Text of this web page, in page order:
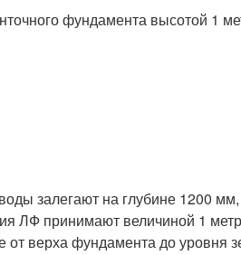
фундамента высотой 1
залегают на глубине 1200
ЛФ принимают величиной 1
верха фундамента до уровня